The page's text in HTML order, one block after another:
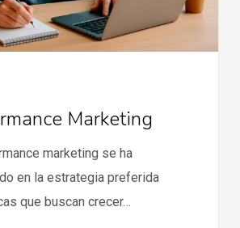
Marketing
marketing se ha
en la estrategia preferida
que buscan crecer…